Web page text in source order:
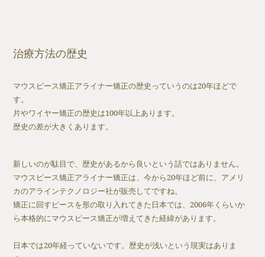
治療方法の歴史
マウスピース矯正アライナー矯正の歴史っていうのは20年ほどで
す。
片やワイヤー矯正の歴史は100年以上あります。
歴史の差が大きくあります。
新しいのが駄目で、歴史があるから良いという話ではありません。
マウスピース矯正アライナー矯正は、今から20年ほど前に、アメリ
カのアラインテクノロジー社が販売してですね。
矯正に回すピースを形の取り入れてきた日本では、2006年くらいか
ら本格的にマウスピース矯正が増えてきた経緯があります。
日本では20年経っていないです。歴史が浅いという現実はありま